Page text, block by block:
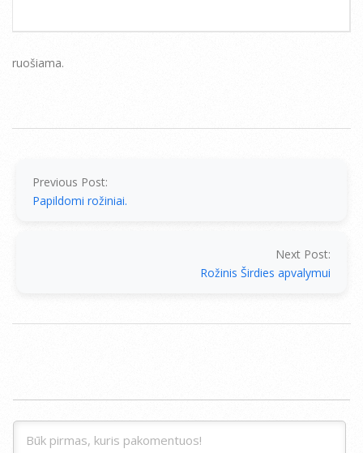
ruošiama.
Previous Post:
Papildomi rožiniai.
Next Post:
Rožinis Širdies apvalymui